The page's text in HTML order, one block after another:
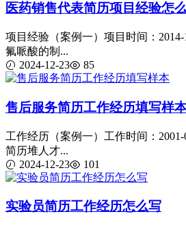
医药销售代表简历项目经验怎
项目经验（案例一）项目时间：2014-
氟哌酸的制...
2024-12-23
85
售后服务简历工作经历填写样
工作经历（案例一）工作时间：2001-
简历堆人才...
2024-12-23
101
实验员简历工作经历怎么写